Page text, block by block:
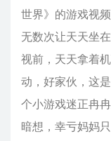
世界》的游戏视
无数次让天天坐
视前，天天拿着
动，好家伙，这
个小游戏迷正冉
暗想，幸亏妈妈